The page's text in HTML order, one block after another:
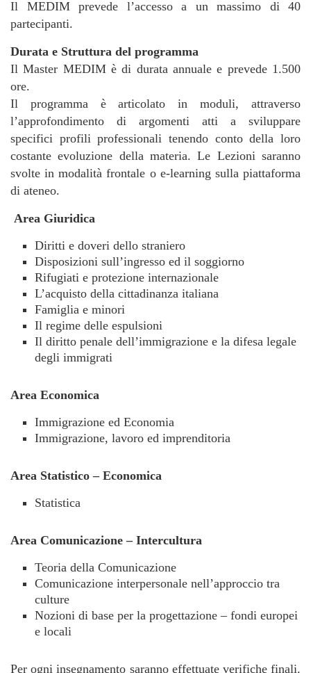
Il MEDIM prevede l’accesso a un massimo di 40
partecipanti.
Durata e Struttura del programma
Il Master MEDIM è di durata annuale e prevede 1.500
ore.
Il programma è articolato in moduli, attraverso
l’approfondimento di argomenti atti a sviluppare
specifici profili professionali tenendo conto della loro
costante evoluzione della materia. Le Lezioni saranno
svolte in modalità frontale o e-learning sulla piattaforma
di ateneo.
Area Giuridica
Diritti e doveri dello straniero
Disposizioni sull’ingresso ed il soggiorno
Rifugiati e protezione internazionale
L’acquisto della cittadinanza italiana
Famiglia e minori
Il regime delle espulsioni
Il diritto penale dell’immigrazione e la difesa legale
degli immigrati
Area Economica
Immigrazione ed Economia
Immigrazione, lavoro ed imprenditoria
Area Statistico – Economica
Statistica
Area Comunicazione – Intercultura
Teoria della Comunicazione
Comunicazione interpersonale nell’approccio tra
culture
Nozioni di base per la progettazione – fondi europei
e locali
Per ogni insegnamento saranno effettuate verifiche finali.